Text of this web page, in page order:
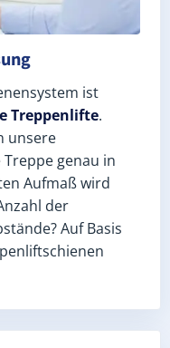
ist
Treppenlifte.
unsere
Treppe genau in
Aufmaß wird
der
Auf Basis